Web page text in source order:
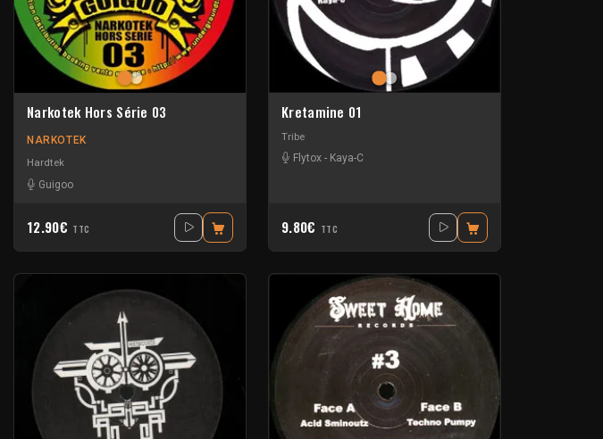
Narkotek Hors Série 03
NARKOTEK
Hardtek
Guigoo
12.90€ TTC
Kretamine 01
Tribe
Flytox - Kaya-C
9.80€ TTC